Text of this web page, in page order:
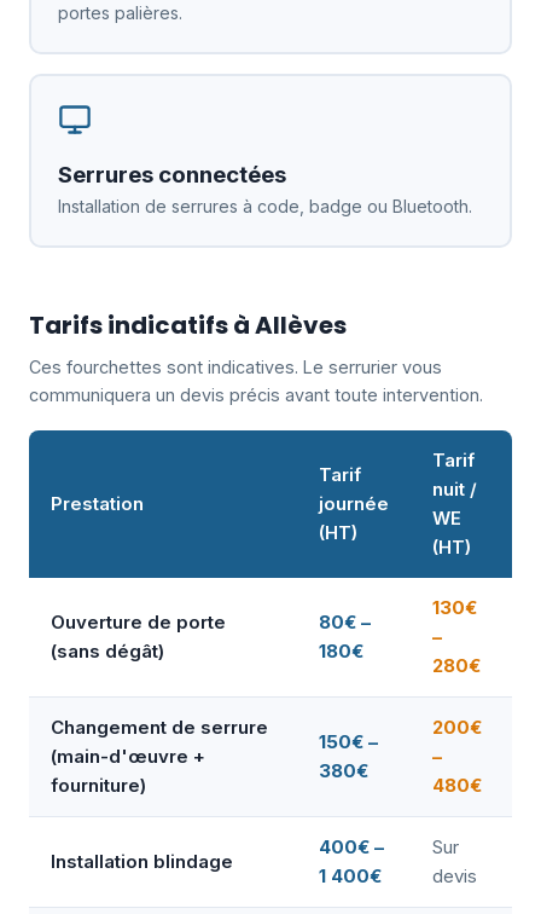
portes palières.
Serrures connectées
Installation de serrures à code, badge ou Bluetooth.
Tarifs indicatifs à Allèves
Ces fourchettes sont indicatives. Le serrurier vous
communiquera un devis précis avant toute intervention.
Prestation
Tarif
journée
(HT)
Tarif
nuit /
WE
(HT)
Ouverture de porte
(sans dégât)
80€ –
180€
130€
–
280€
Changement de serrure
(main-d'œuvre +
fourniture)
150€ –
380€
200€
–
480€
Installation blindage
400€ –
1 400€
Sur
devis